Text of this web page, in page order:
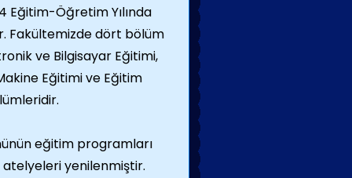
Eğitim-Öğretim Yılında
Fakültemizde dört bölüm
ve Bilgisayar Eğitimi,
Eğitimi ve Eğitim
eğitim programları
yenilenmiştir.